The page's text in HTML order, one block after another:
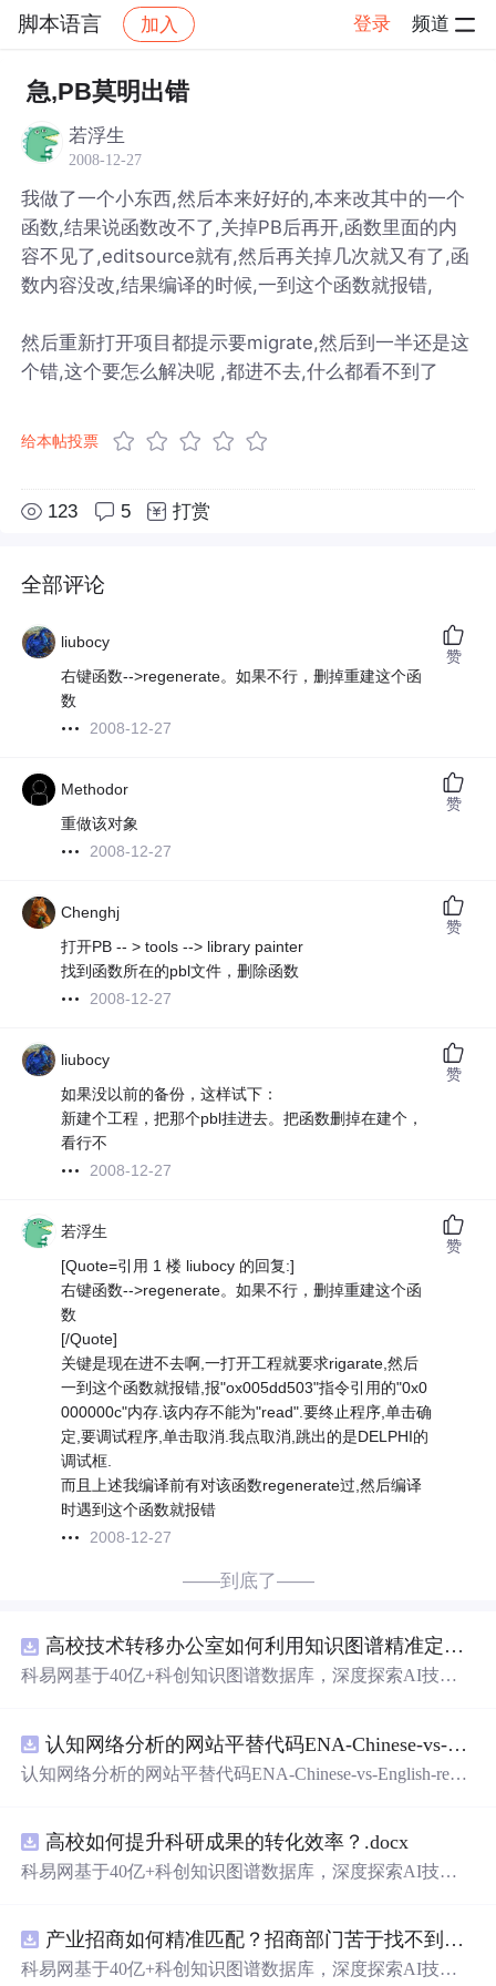
脚本语言 加入 登录 频道
社区 脚本语言
急,PB莫明出错
若浮生
2008-12-27
我做了一个小东西,然后本来好好的,本来改其中的一个
函数,结果说函数改不了,关掉PB后再开,函数里面的内
容不见了,editsource就有,然后再关掉几次就又有了,函
数内容没改,结果编译的时候,一到这个函数就报错,
然后重新打开项目都提示要migrate,然后到一半还是这
个错,这个要怎么解决呢 ,都进不去,什么都看不到了
给本帖投票
123 5 打赏
全部评论
liubocy
右键函数-->regenerate。如果不行，删掉重建这个函
数
2008-12-27
赞
Methodor
重做该对象
2008-12-27
赞
Chenghj
打开PB -- > tools --> library painter
找到函数所在的pbl文件，删除函数
2008-12-27
赞
liubocy
如果没以前的备份，这样试下：
新建个工程，把那个pbl挂进去。把函数删掉在建个，
看行不
2008-12-27
赞
若浮生
[Quote=引用 1 楼 liubocy 的回复:]
右键函数-->regenerate。如果不行，删掉重建这个函
数
[/Quote]
关键是现在进不去啊,一打开工程就要求rigarate,然后
一到这个函数就报错,报"ox005dd503"指令引用的"0x0
000000c"内存.该内存不能为"read".要终止程序,单击确
定,要调试程序,单击取消.我点取消,跳出的是DELPHI的
调试框.
而且上述我编译前有对该函数regenerate过,然后编译
时遇到这个函数就报错
2008-12-27
赞
——到底了——
高校技术转移办公室如何利用知识图谱精准定位产业需求与技术适配点？.docx
科易网基于40亿+科创知识图谱数据库，深度探索AI技术
新领域的AI+数智化解决方案，推动科技创新与产业创新
智能化发展。
认知网络分析的网站平替代码ENA-Chinese-vs-English-reproducible.zip
认知网络分析的网站平替代码ENA-Chinese-vs-English-repro
高校如何提升科研成果的转化效率？.docx
科易网基于40亿+科创知识图谱数据库，深度探索AI技术
新领域的AI+数智化解决方案，推动科技创新与产业创新
智能化发展。
产业招商如何精准匹配？招商部门苦于找不到符合产业链补链强链方向的目标企业怎么办？.docx
科易网基于40亿+科创知识图谱数据库，深度探索AI技术